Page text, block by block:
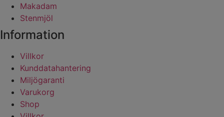
Makadam
Stenmjöl
Information
Villkor
Kunddatahantering
Miljögaranti
Varukorg
Shop